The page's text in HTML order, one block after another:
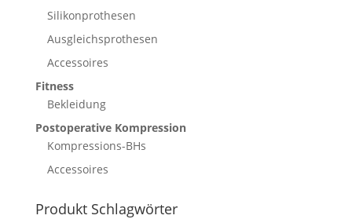
Silikonprothesen
Ausgleichsprothesen
Accessoires
Fitness
Bekleidung
Postoperative Kompression
Kompressions-BHs
Accessoires
Produkt Schlagwörter